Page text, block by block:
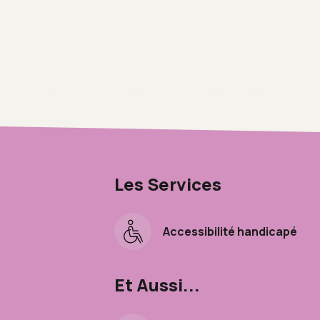
Les Services
Accessibilité handicapé
Et Aussi...